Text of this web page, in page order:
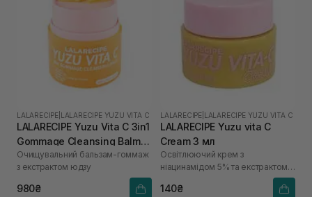
LALARECIPE LALARECIPE YUZU VITA C
LALARECIPE Yuzu Vita C 3in1
Gommage Cleansing Balm
50 мл
Очищувальний бальзам-гоммаж
з екстрактом юдзу
980₴
LALARECIPE LALARECIPE YUZU VITA C
LALARECIPE Yuzu vita C
Cream 3 мл
Освітлюючий крем з
ніацинамідом 5% та екстрактом
140₴